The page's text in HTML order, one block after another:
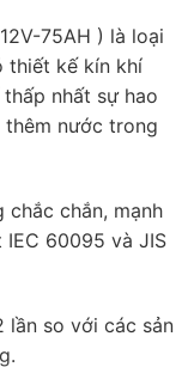
75AH ) là loại
thiết kế kín khí
nhất sự hao
thêm nước trong
chắn, mạnh
60095 và JIS
so với các sản